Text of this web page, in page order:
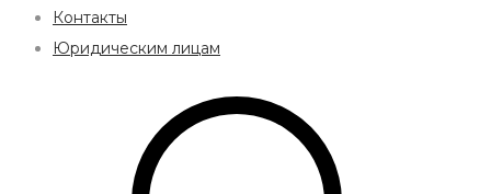
Контакты
Юридическим лицам